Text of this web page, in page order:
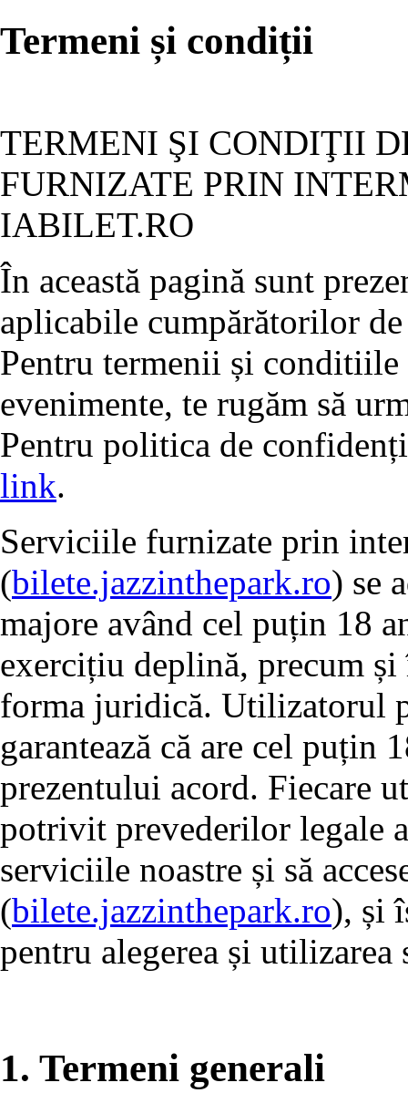
Termeni și condiții
TERMENI ŞI CONDIŢII
FURNIZATE PRIN
IABILET.RO
În această pagină sunt
aplicabile cumpărătorilor
Pentru termenii și
evenimente, te rugăm să
Pentru politica de
link.
Serviciile furnizate prin
(bilete.jazzinthepark.ro) se
majore având cel puțin 18
exercițiu deplină, precum
forma juridică. Utilizatorul
garantează că are cel puțin
prezentului acord. Fiecare
potrivit prevederilor legale
serviciile noastre și să
(bilete.jazzinthepark.ro), și
pentru alegerea și
1. Termeni generali